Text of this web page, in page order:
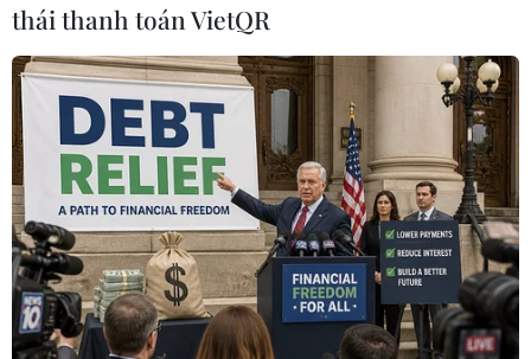
Khi thành phố bắt đầu lên đèn. (Ảnh: Tiến Trung/Vietnam+)
thái thanh toán VietQR